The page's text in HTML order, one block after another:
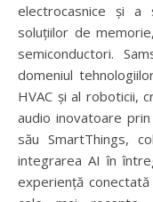
electrocasnice și
soluțiilor de
semiconductori.
domeniul
HVAC și al roboticii,
audio inovatoare
său SmartThings,
integrarea AI în
experiență